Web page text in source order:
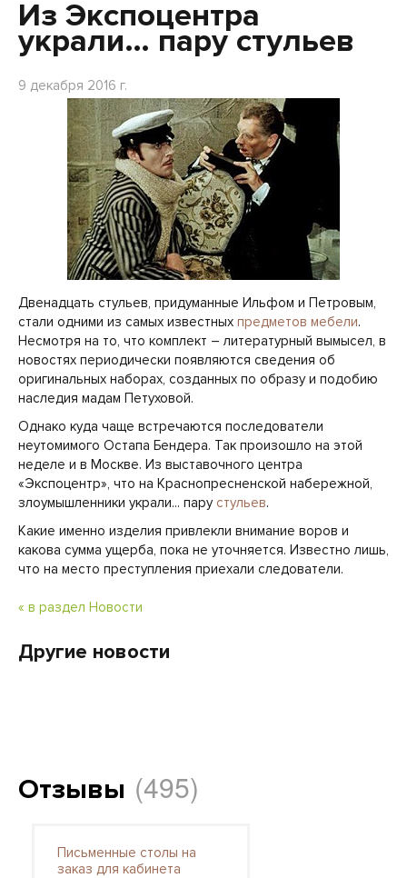
Из Экспоцентра
украли… пару стульев
9 декабря 2016 г.
Двенадцать стульев, придуманные Ильфом и Петровым,
стали одними из самых известных предметов мебели.
Несмотря на то, что комплект – литературный вымысел, в
новостях периодически появляются сведения об
оригинальных наборах, созданных по образу и подобию
наследия мадам Петуховой.
Однако куда чаще встречаются последователи
неутомимого Остапа Бендера. Так произошло на этой
неделе и в Москве. Из выставочного центра
«Экспоцентр», что на Краснопресненской набережной,
злоумышленники украли... пару стульев.
Какие именно изделия привлекли внимание воров и
какова сумма ущерба, пока не уточняется. Известно лишь,
что на место преступления приехали следователи.
« в раздел Новости
Другие новости
Отзывы (495)
Письменные столы на
заказ для кабинета